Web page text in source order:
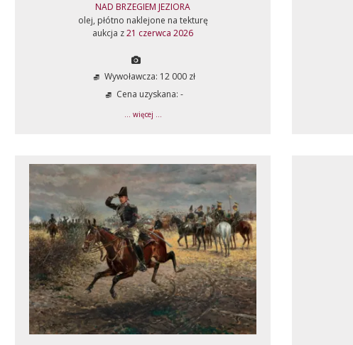
NAD BRZEGIEM JEZIORA
olej, płótno naklejone na tekturę
aukcja z21 czerwca 2026
Wywoławcza: 12 000 zł
Cena uzyskana: -
... więcej ...